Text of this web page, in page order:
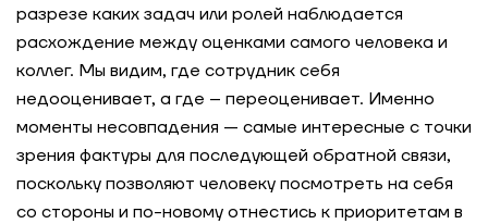
разрезе каких задач или ролей наблюдается
расхождение между оценками самого человека и
коллег. Мы видим, где сотрудник себя
недооценивает, а где – переоценивает. Именно
моменты несовпадения — самые интересные с точки
зрения фактуры для последующей обратной связи,
поскольку позволяют человеку посмотреть на себя
со стороны и по-новому отнестись к приоритетам в